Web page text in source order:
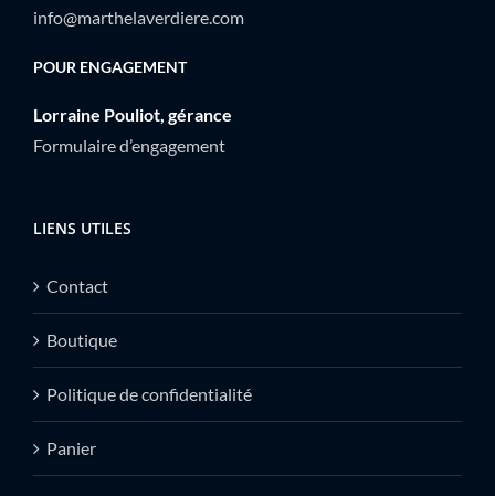
info@marthelaverdiere.com
POUR ENGAGEMENT
Lorraine Pouliot, gérance
Formulaire d’engagement
LIENS UTILES
Contact
Boutique
Politique de confidentialité
Panier